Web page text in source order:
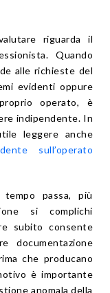
riguarda il
Quando
alle richieste del
evidenti oppure
operato, è
indipendente. In
leggere anche
sull’operato
passa, più
si complichi
subito consente
documentazione
che producano
è importante
anomala della